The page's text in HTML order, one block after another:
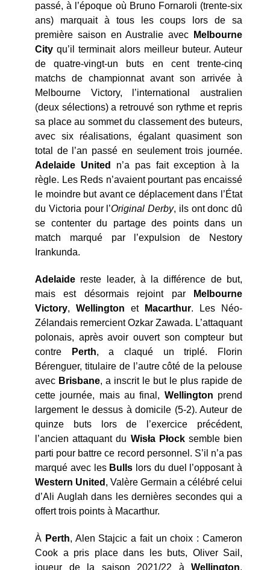
passé, à l’époque où Bruno Fornaroli (trente-six
ans) marquait à tous les coups lors de sa
première saison en Australie avec
Melbourne
City qu’il terminait alors meilleur buteur. Auteur
de quatre-vingt-un buts en cent trente-cinq
matchs de championnat avant son arrivée à
Melbourne Victory, l’international australien
(deux sélections) a retrouvé son rythme et repris
sa place au sommet du classement des buteurs,
avec six réalisations, égalant quasiment son
total de l’an passé en seulement trois journée.
Adelaide United
n’a pas fait exception à la
règle. Les Reds n’avaient pourtant pas encaissé
le moindre but avant ce déplacement dans l’État
du Victoria pour l’Original Derby, ils ont donc dû
se contenter du partage des points dans un
match marqué par l’expulsion de Nestory
Irankunda.
Adelaide reste leader, à la différence de but,
mais est désormais rejoint par
Melbourne
Victory, Wellington et Macarthur. Les Néo-
Zélandais remercient Ozkar Zawada. L’attaquant
polonais, après avoir ouvert son compteur but
contre
Perth, a claqué un triplé. Florin
Bérenguer, titulaire de l’autre côté de la pelouse
avec Brisbane, a inscrit le but le plus rapide de
cette journée, mais au final, Wellington prend
largement le dessus à domicile (5-2). Auteur de
quinze buts lors de l’exercice précédent,
l’ancien attaquant du Wisła Płocksemble bien
parti pour battre ce record personnel. S’il n’a pas
marqué avec les Bulls lors du duel l’opposant à
Western United , Valère Germain a célébré celui
d’Ali Auglah dans les dernières secondes qui a
offert trois points à Macarthur.
À Perth, Alen Stajcic a fait un choix : Cameron
Cook a pris place dans les buts, Oliver Sail,
joueur de la saison 2021/22 à Wellington,